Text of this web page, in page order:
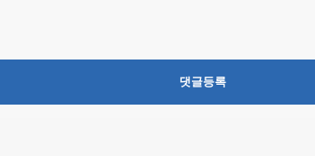
댓글등록